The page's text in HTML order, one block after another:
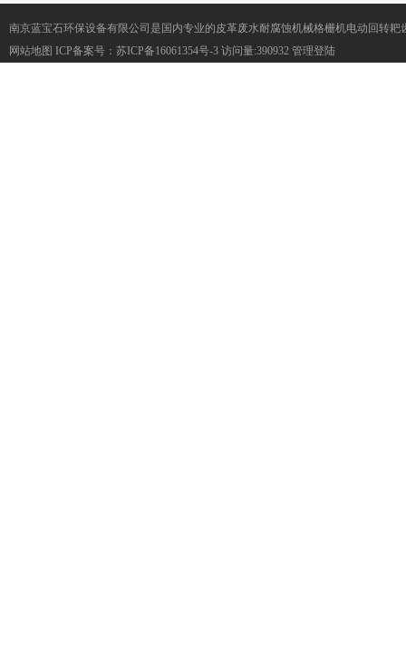
南京蓝宝石环保设备有限公司是国内专业的皮革废水耐腐蚀机械格栅机电动回转
网站地图 ICP备案号： 苏ICP备16061354号-3 访问量:390932 管理登陆